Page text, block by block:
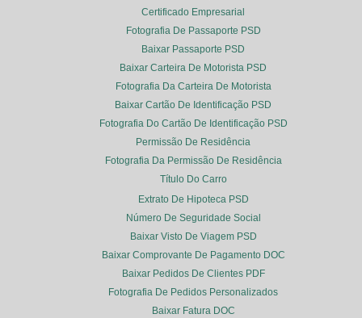
Certificado Empresarial
Fotografia De Passaporte PSD
Baixar Passaporte PSD
Baixar Carteira De Motorista PSD
Fotografia Da Carteira De Motorista
Baixar Cartão De Identificação PSD
Fotografia Do Cartão De Identificação PSD
Permissão De Residência
Fotografia Da Permissão De Residência
Título Do Carro
Extrato De Hipoteca PSD
Número De Seguridade Social
Baixar Visto De Viagem PSD
Baixar Comprovante De Pagamento DOC
Baixar Pedidos De Clientes PDF
Fotografia De Pedidos Personalizados
Baixar Fatura DOC